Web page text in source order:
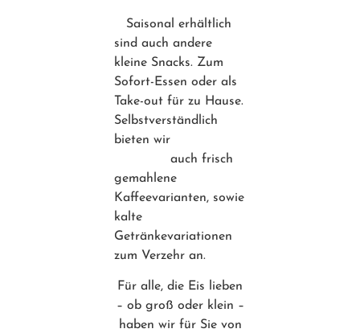
Saisonal erhältlich
sind auch andere
kleine Snacks. Zum
Sofort-Essen oder als
Take-out für zu Hause.
Selbstverständlich
bieten wir
auch frisch
gemahlene
Kaffeevarianten, sowie
kalte
Getränkevariationen
zum Verzehr an.
Für alle, die Eis lieben
– ob groß oder klein –
haben wir für Sie von